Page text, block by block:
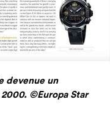
devenue un
©Europa Star